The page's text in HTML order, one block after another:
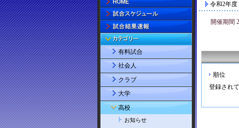
令和2年
開催期間
順位
登録され
有料試合
社会人
クラブ
大学
高校
お知らせ